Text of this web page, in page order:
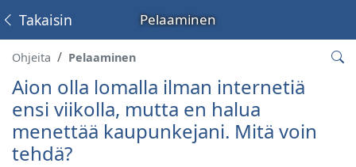
Pelaaminen
Takaisin
Ohjeita Pelaaminen
Aion olla lomalla ilman internetiä
ensi viikolla, mutta en halua
menettää kaupunkejani. Mitä voin
tehdä?